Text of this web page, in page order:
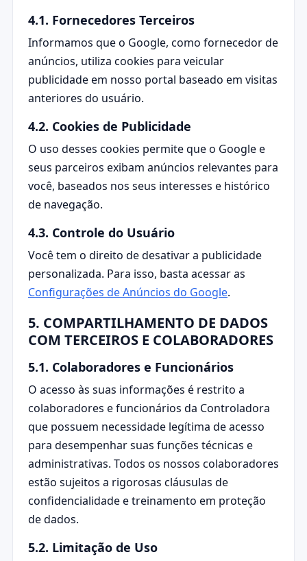
4.1. Fornecedores Terceiros
Informamos que o Google, como fornecedor de
anúncios, utiliza cookies para veicular
publicidade em nosso portal baseado em visitas
anteriores do usuário.
4.2. Cookies de Publicidade
O uso desses cookies permite que o Google e
seus parceiros exibam anúncios relevantes para
você, baseados nos seus interesses e histórico
de navegação.
4.3. Controle do Usuário
Você tem o direito de desativar a publicidade
personalizada. Para isso, basta acessar as
Configurações de Anúncios do Google.
5. COMPARTILHAMENTO DE DADOS
COM TERCEIROS E COLABORADORES
5.1. Colaboradores e Funcionários
O acesso às suas informações é restrito a
colaboradores e funcionários da Controladora
que possuem necessidade legítima de acesso
para desempenhar suas funções técnicas e
administrativas. Todos os nossos colaboradores
estão sujeitos a rigorosas cláusulas de
confidencialidade e treinamento em proteção
de dados.
5.2. Limitação de Uso